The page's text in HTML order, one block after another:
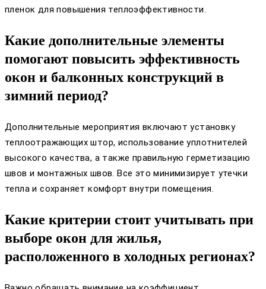
пленок для повышения теплоэффективности.
Какие дополнительные элементы
помогают повысить эффективность
окон и балконных конструкций в
зимний период?
Дополнительные мероприятия включают установку
теплоотражающих штор, использование уплотнителей
высокого качества, а также правильную герметизацию
швов и монтажных швов. Все это минимизирует утечки
тепла и сохраняет комфорт внутри помещения.
Какие критерии стоит учитывать при
выборе окон для жилья,
расположенного в холодных регионах?